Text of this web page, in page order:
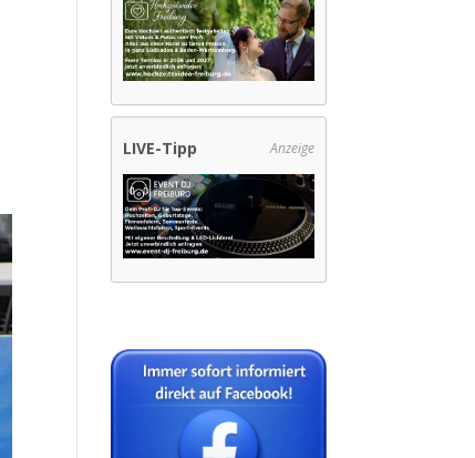
LIVE-Tipp Anzeige